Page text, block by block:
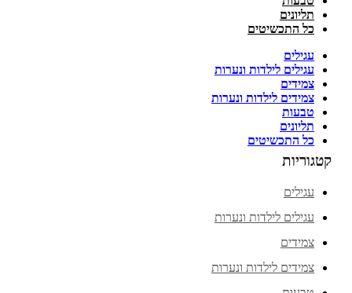
תליונים
כל התכשיטים
עגילים
עגילים לילדות ונערות
צמידים
צמידים לילדות ונערות
טבעות
תליונים
כל התכשיטים
קטגוריות
עגילים
עגילים לילדות ונערות
צמידים
צמידים לילדות ונערות